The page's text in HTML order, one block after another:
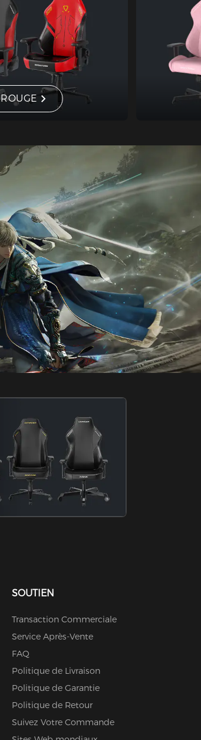
ROUGE
SOUTIEN
Transaction Commerciale
Service Après-Vente
FAQ
Politique de Livraison
Politique de Garantie
Politique de Retour
Suivez Votre Commande